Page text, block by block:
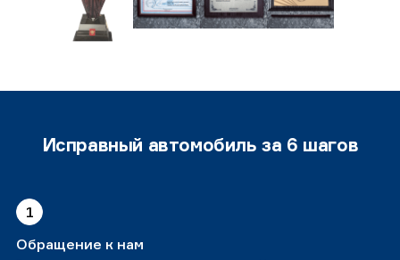
Исправный автомобиль за 6 шагов
1
Обращение к нам